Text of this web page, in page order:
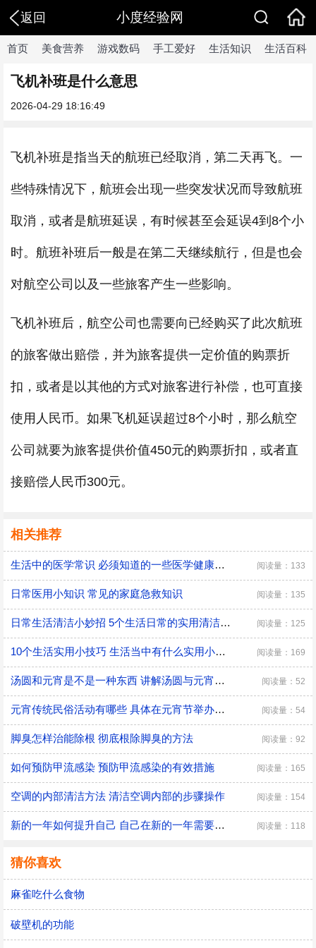
返回 小度经验网
首页 美食营养 游戏数码 手工爱好 生活知识 生活百科
飞机补班是什么意思
2026-04-29 18:16:49
飞机补班是指当天的航班已经取消，第二天再飞。一
些特殊情况下，航班会出现一些突发状况而导致航班
取消，或者是航班延误，有时候甚至会延误4到8个小
时。航班补班后一般是在第二天继续航行，但是也会
对航空公司以及一些旅客产生一些影响。
飞机补班后，航空公司也需要向已经购买了此次航班
的旅客做出赔偿，并为旅客提供一定价值的购票折
扣，或者是以其他的方式对旅客进行补偿，也可直接
使用人民币。如果飞机延误超过8个小时，那么航空
公司就要为旅客提供价值450元的购票折扣，或者直
接赔偿人民币300元。
相关推荐
生活中的医学常识 必须知道的一些医学健康小常识 阅读量：133
日常医用小知识 常见的家庭急救知识 阅读量：135
日常生活清洁小妙招 5个生活日常的实用清洁小技巧 阅读量：125
10个生活实用小技巧 生活当中有什么实用小技巧 阅读量：169
汤圆和元宵是不是一种东西 讲解汤圆与元宵的区别 阅读量：52
元宵传统民俗活动有哪些 具体在元宵节举办的传统民俗活动 阅读量：54
脚臭怎样治能除根 彻底根除脚臭的方法 阅读量：92
如何预防甲流感染 预防甲流感染的有效措施 阅读量：165
空调的内部清洁方法 清洁空调内部的步骤操作 阅读量：154
新的一年如何提升自己 自己在新的一年需要改变的三大方面 阅读量：118
猜你喜欢
麻雀吃什么食物
破壁机的功能